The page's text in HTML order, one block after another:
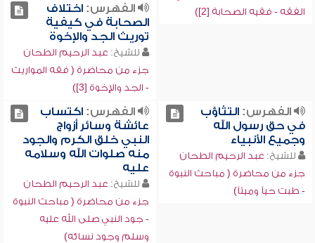
الفقه - فقيه الصحابة [2])
الفهرس:اختلاف
الصحابة في كيفية
توريث الجد والإخوة
للشيخ: عبد الرحيم الطحان
جزء من محاضرة ( فقه المواريث
- الجد والإخوة [3])
الفهرس:التثاؤب
في حق رسول الله
وجميع الأنبياء
للشيخ: عبد الرحيم الطحان
جزء من محاضرة ( مباحث النبوة
- طبت حياً وميتاً)
الفهرس:اكتساب
عائشة وسائر أزواج
النبي خلق الكرم والجود
منه صلوات الله وسلامه
عليه
للشيخ: عبد الرحيم الطحان
جزء من محاضرة ( مباحث النبوة
- جود النبي صلى الله عليه
وسلم وجود نسائه)